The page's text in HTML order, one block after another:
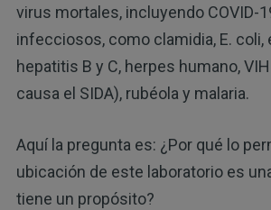
virus mortales, incluyendo COVID-
infecciosos, como clamidia, E.
hepatitis B y C, herpes humano,
causa el SIDA), rubéola y malaria.
Aquí la pregunta es: ¿Por qué lo
ubicación de este laboratorio es
tiene un propósito?